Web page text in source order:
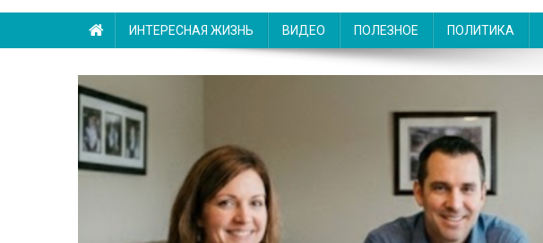
ИНТЕРЕСНАЯ ЖИЗНЬ ВИДЕО ПОЛЕЗНОЕ ПОЛИТИКА